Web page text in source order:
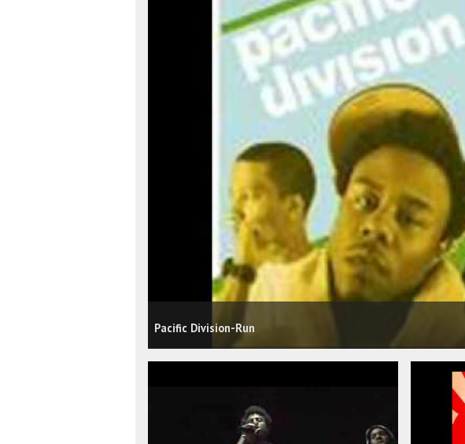
Pacific Division-Run